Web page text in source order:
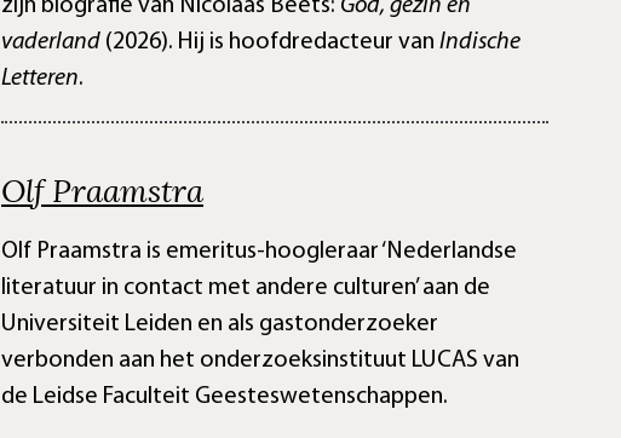
zijn biografie van Nicolaas Beets: God, gezin en
vaderland (2026). Hij is hoofdredacteur van Indische
Letteren.
Olf Praamstra
Olf Praamstra is emeritus-hoogleraar ‘Nederlandse
literatuur in contact met andere culturen’ aan de
Universiteit Leiden en als gastonderzoeker
verbonden aan het onderzoeksinstituut LUCAS van
de Leidse Faculteit Geesteswetenschappen.